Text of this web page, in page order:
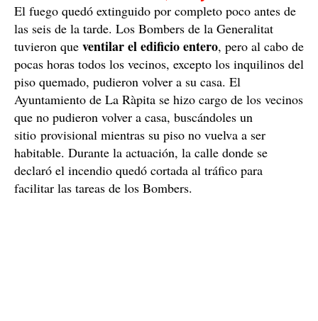
El fuego quedó extinguido por completo poco antes de
las seis de la tarde. Los Bombers de la Generalitat
tuvieron que ventilar el edificio entero, pero al cabo de
pocas horas todos los vecinos, excepto los inquilinos del
piso quemado, pudieron volver a su casa. El
Ayuntamiento de La Ràpita se hizo cargo de los vecinos
que no pudieron volver a casa, buscándoles un
sitio provisional mientras su piso no vuelva a ser
habitable. Durante la actuación, la calle donde se
declaró el incendio quedó cortada al tráfico para
facilitar las tareas de los Bombers.